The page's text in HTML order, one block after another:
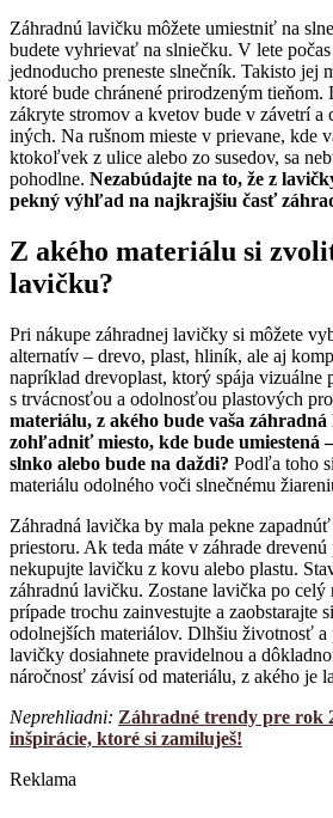
Záhradnú lavičku môžete umiestniť na
budete vyhrievať na slniečku. V lete
jednoducho preneste slnečník. Takisto jej
ktoré bude chránené prirodzeným tieňom.
zákryte stromov a kvetov bude v závetrí a
iných. Na rušnom mieste v prievane, kde
ktokoľvek z ulice alebo zo susedov, sa
pohodlne. Nezabúdajte na to, že z
pekný výhľad na najkrajšiu časť
Z akého materiálu si
lavičku?
Pri nákupe záhradnej lavičky si môžete
alternatív – drevo, plast, hliník, ale aj
napríklad drevoplast, ktorý spája vizuálne
s trvácnosťou a odolnosťou plastových
materiálu, z akého bude vaša
zohľadniť miesto, kde bude umiestená
slnko alebo bude na daždi? Podľa toho
materiálu odolného voči slnečnému
Záhradná lavička by mala pekne
priestoru. Ak teda máte v záhrade
nekupujte lavičku z kovu alebo plastu.
záhradnú lavičku. Zostane lavička po
prípade trochu zainvestujte a zaobstarajte
odolnejších materiálov. Dlhšiu životnosť
lavičky dosiahnete pravidelnou a
náročnosť závisí od materiálu, z akého je
Neprehliadni: Záhradné trendy pre rok
inšpirácie, ktoré si zamiluješ!
Reklama